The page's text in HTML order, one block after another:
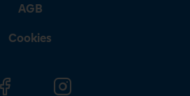
AGB
Cookies